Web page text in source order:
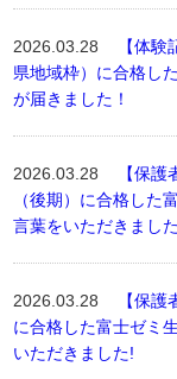
2026.03.28
【体
県地域枠）に合格し
が届きました！
2026.03.28
【保
（後期）に合格した
言葉をいただきまし
2026.03.28
【保
に合格した富士ゼミ
いただきました!